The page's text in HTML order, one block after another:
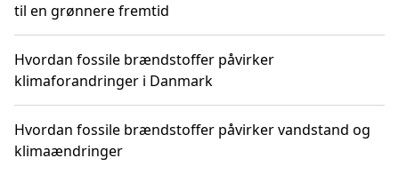
til en grønnere fremtid
Hvordan fossile brændstoffer påvirker
klimaforandringer i Danmark
Hvordan fossile brændstoffer påvirker vandstand og
klimaændringer